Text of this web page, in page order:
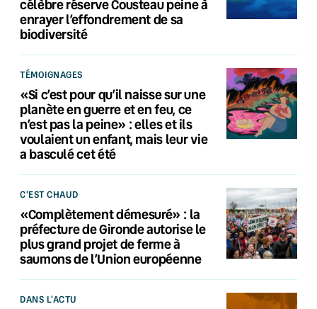
célèbre réserve Cousteau peine à
enrayer l’effondrement de sa
biodiversité
TÉMOIGNAGES
«Si c’est pour qu’il naisse sur une
planète en guerre et en feu, ce
n’est pas la peine» : elles et ils
voulaient un enfant, mais leur vie
a basculé cet été
C'EST CHAUD
«Complètement démesuré» : la
préfecture de Gironde autorise le
plus grand projet de ferme à
saumons de l’Union européenne
DANS L'ACTU